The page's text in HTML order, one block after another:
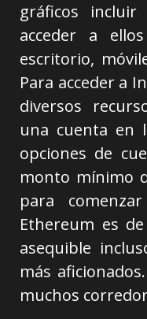
gráficos
acceder a
escritorio,
Para acceder a
diversos
una cuenta en
opciones de
monto mínimo
para
Ethereum es
asequible
más
muchos